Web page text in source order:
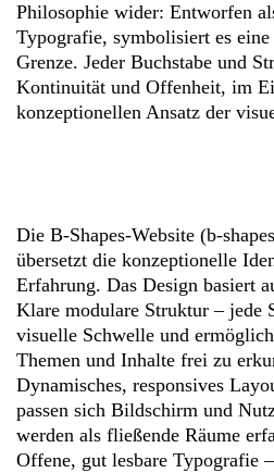
Philosophie wider: Entworfen
Typografie, symbolisiert es
Grenze. Jeder Buchstabe und
Kontinuität und Offenheit, im
konzeptionellen Ansatz der
Die B‑Shapes-Website (b-
übersetzt die konzeptionelle
Erfahrung. Das Design basiert
Klare modulare Struktur – jede
visuelle Schwelle und
Themen und Inhalte frei zu
Dynamisches, responsives
passen sich Bildschirm und
werden als fließende Räume
Offene, gut lesbare Typografie